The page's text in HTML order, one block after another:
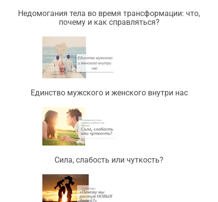
Недомогания тела во время трансформации: что,
почему и как справляться?
Единство мужского и женского внутри нас
Сила, слабость или чуткость?